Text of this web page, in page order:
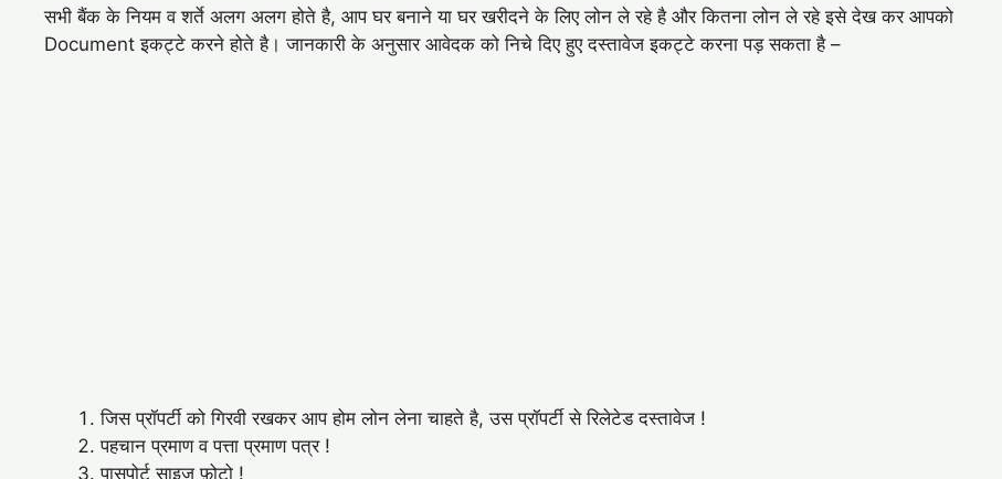
सभी बैंक के नियम व शर्ते अलग अलग होते है, आप घर बनाने या घर खरीदने के लिए लोन ले रहे है और कितना लोन ले रहे इसे देख कर आपको
Document इकट्टे करने होते है। जानकारी के अनुसार आवेदक को निचे दिए हुए दस्तावेज इकट्टे करना पड़ सकता है –
जिस प्रॉपर्टी को गिरवी रखकर आप होम लोन लेना चाहते है, उस प्रॉपर्टी से रिलेटेड दस्तावेज !
पहचान प्रमाण व पत्ता प्रमाण पत्र !
पासपोर्ट साइज़ फ़ोटो !